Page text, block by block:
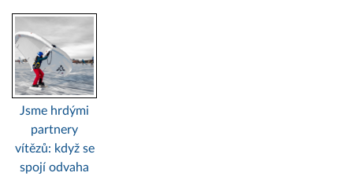
Jsme hrdými
partnery
vítězů: když se
spojí odvaha